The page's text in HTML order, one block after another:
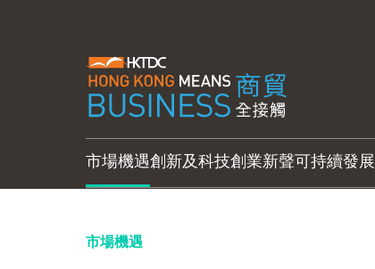
市場機遇創新及科技創業新聲可持續發展
市場機遇